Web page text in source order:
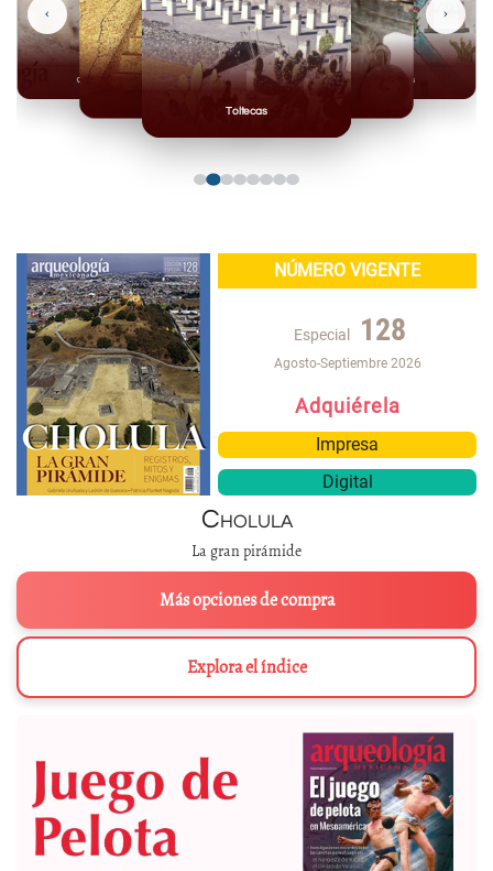
Toltecas
Mexicas
Olmecas
‹ ›
NÚMERO VIGENTE
Especial 128
Agosto-Septiembre 2026
Adquiérela
Impresa
Digital
Cholula
La gran pirámide
Más opciones de compra
Explora el índice